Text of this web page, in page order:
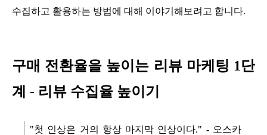
수집하고 활용하는 방법에 대해 이야기해보려고 합니다.
구매 전환율을 높이는 리뷰 마케팅 1단
계 - 리뷰 수집율 높이기
"첫 인상은 거의 항상 마지막 인상이다." - 오스카